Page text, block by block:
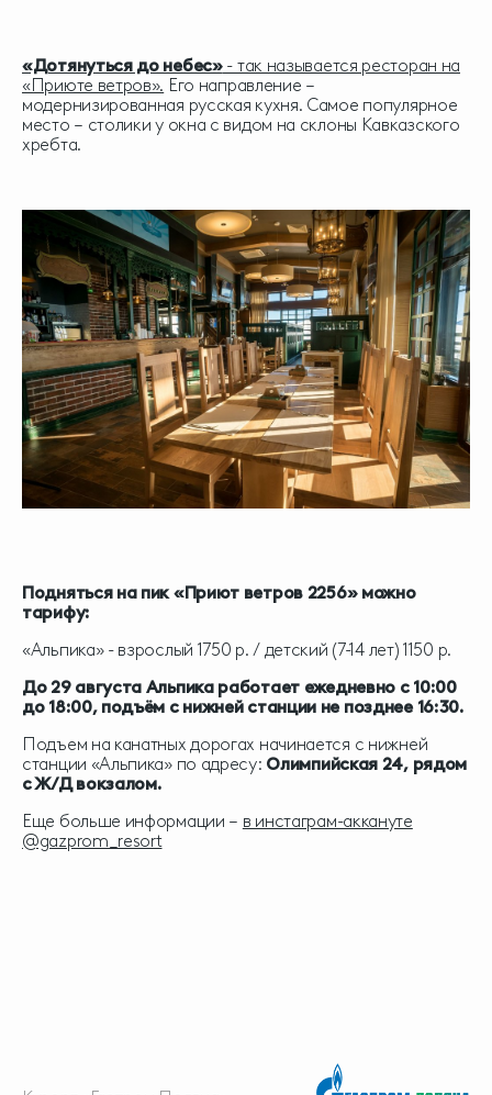
«Дотянуться до небес»- так называется ресторан на
«Приюте ветров». Его направление –
модернизированная русская кухня. Самое популярное
место – столики у окна с видом на склоны Кавказского
хребта.
Подняться на пик «Приют ветров 2256» можно
тарифу:
«Альпика» - взрослый 1750 р. / детский (7-14 лет) 1150 р.
До 29 августа Альпика работает ежедневно с 10:00
до 18:00, подъём с нижней станции не позднее 16:30.
Подъем на канатных дорогах начинается с нижней
станции «Альпика» по адресу: Олимпийская 24, рядом
с Ж/Д вокзалом.
Еще больше информации – в инстаграм-аккануте
@gazprom_resort